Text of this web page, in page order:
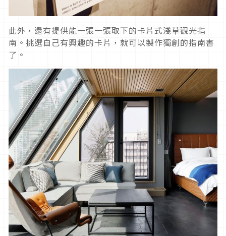
此外，還有提供能一張一張取下的卡片式淺草觀光指
南。挑選自己有興趣的卡片，就可以製作獨創的指南書
了。